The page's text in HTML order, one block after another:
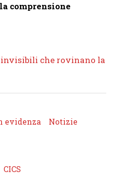
comprensione
invisibili che rovinano la
evidenza
Notizie
CICS